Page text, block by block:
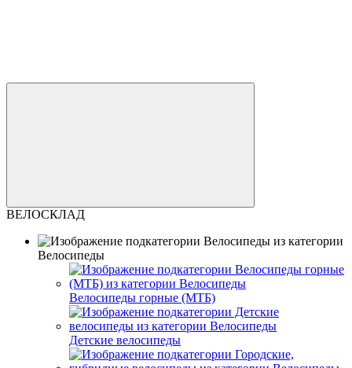
ВЕЛОСКЛАД
Велосипеды
Велосипеды горные (МТБ)
Детские велосипеды